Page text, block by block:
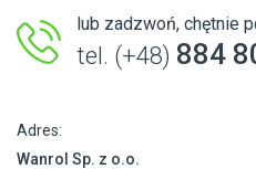
lub zadzwoń, chętnie
tel. (+48) 884
Adres:
Wanrol Sp. z o.o.